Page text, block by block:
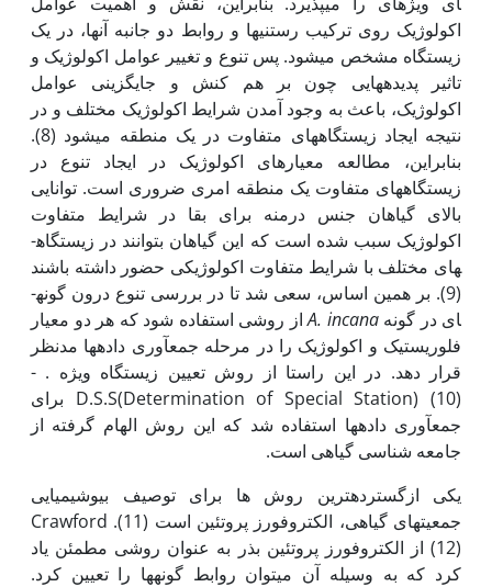
اکولوژیک روی ترکیب رستنی­ها و روابط دو جانبه آن­ها، در یک
زیستگاه مشخص می­شود. پس تنوع و تغییر عوامل اکولوژیک و
تاثیر پدیده­هایی چون بر هم کنش و جایگزینی عوامل
اکولوژیک، باعث به وجود آمدن شرایط اکولوژیک مختلف و در
نتیجه ایجاد زیستگاه­های متفاوت در یک منطقه می­شود (8).
بنابراین، مطالعه معیارهای اکولوژیک در ایجاد تنوع در
زیستگاه­های متفاوت یک منطقه امری ضروری است. توانایی
بالای گیاهان جنس درمنه برای بقا در شرایط متفاوت
اکولوژیک سبب شده است که این گیاهان بتوانند در زیستگاه­
های مختلف با شرایط متفاوت اکولوژیکی حضور داشته باشند
(9). بر همین اساس، سعی شد تا در بررسی تنوع درون گونه­
ای در گونهA. incanaاز روشی استفاده شود که هر دو معیار
فلوریستیک و اکولوژیک را در مرحله جمع­آوری داده­ها مد­نظر
قرار دهد. در این راستا از روش تعیین زیستگاه ویژه . ­
D.S.S(Determination of Special Station) (10) برای
جمع­آوری داده­ها استفاده شد که این روش الهام گرفته از
جامعه شناسی گیاهی است.
یکی ازگسترده­ترین روش ­ها برای توصیف بیوشیمیایی
جمعیت‏های گیاهی، الکتروفورز پروتئین است (11). Crawford
(12) از الکتروفورز پروتئین بذر به عنوان روشی مطمئن یاد
کرد که به وسیله آن می­توان روابط گونه­ها را تعیین کرد.